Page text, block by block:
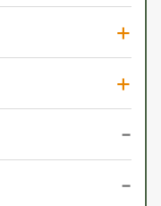
+
+
-
-